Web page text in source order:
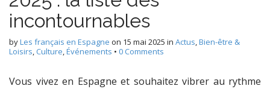
incontournables
byLes français en Espagne on 15 mai 2025 in Actus,Bien-être &
Loisirs, Culture,Événements • 0 Comments
Vous vivez en Espagne et souhaitez vibrer au rythme